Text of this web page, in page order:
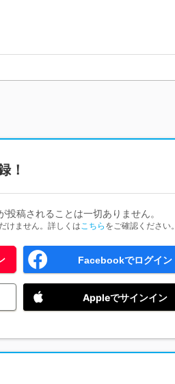
！
稿されることは一切ありません。
けません。詳しくはこちら をご確認ください。
Facebookでログイン
Appleでサインイン